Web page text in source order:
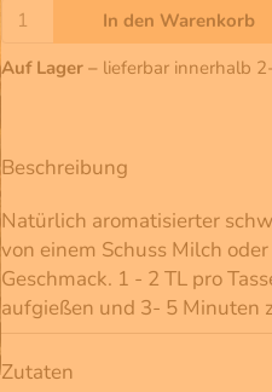
In den Warenkorb
Auf Lager – lieferbar innerhalb
Beschreibung
Natürlich aromatisierter
von einem Schuss Milch
Geschmack. 1 - 2 TL pro
aufgießen und 3- 5 Minuten
Zutaten